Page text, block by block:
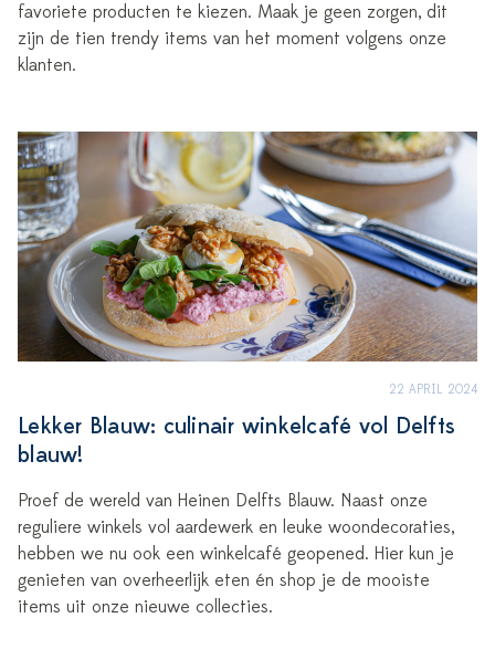
favoriete producten te kiezen. Maak je geen zorgen, dit
zijn de tien trendy items van het moment volgens onze
klanten.
22 APRIL 2024
Lekker Blauw: culinair winkelcafé vol Delfts
blauw!
Proef de wereld van Heinen Delfts Blauw. Naast onze
reguliere winkels vol aardewerk en leuke woondecoraties,
hebben we nu ook een winkelcafé geopened. Hier kun je
genieten van overheerlijk eten én shop je de mooiste
items uit onze nieuwe collecties.